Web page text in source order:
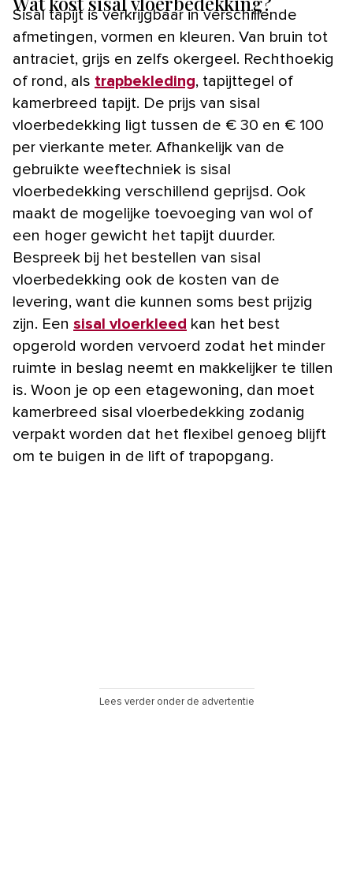
Sisal tapijt is verkrijgbaar in verschillende
afmetingen, vormen en kleuren. Van bruin tot
antraciet, grijs en zelfs okergeel. Rechthoekig
of rond, als trapbekleding, tapijttegel of
kamerbreed tapijt. De prijs van sisal
vloerbedekking ligt tussen de € 30 en € 100
per vierkante meter. Afhankelijk van de
gebruikte weeftechniek is sisal
vloerbedekking verschillend geprijsd. Ook
maakt de mogelijke toevoeging van wol of
een hoger gewicht het tapijt duurder.
Bespreek bij het bestellen van sisal
vloerbedekking ook de kosten van de
levering, want die kunnen soms best prijzig
zijn. Een sisal vloerkleed kan het best
opgerold worden vervoerd zodat het minder
ruimte in beslag neemt en makkelijker te tillen
is. Woon je op een etagewoning, dan moet
kamerbreed sisal vloerbedekking zodanig
verpakt worden dat het flexibel genoeg blijft
om te buigen in de lift of trapopgang.
Lees verder onder de advertentie